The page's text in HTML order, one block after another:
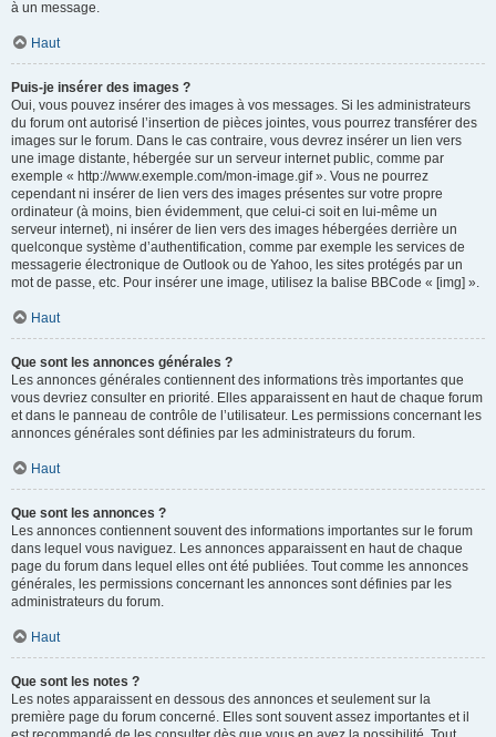
à un message.
Haut
Puis-je insérer des images ?
Oui, vous pouvez insérer des images à vos messages. Si les administrateurs
du forum ont autorisé l’insertion de pièces jointes, vous pourrez transférer des
images sur le forum. Dans le cas contraire, vous devrez insérer un lien vers
une image distante, hébergée sur un serveur internet public, comme par
exemple « http://www.exemple.com/mon-image.gif ». Vous ne pourrez
cependant ni insérer de lien vers des images présentes sur votre propre
ordinateur (à moins, bien évidemment, que celui-ci soit en lui-même un
serveur internet), ni insérer de lien vers des images hébergées derrière un
quelconque système d’authentification, comme par exemple les services de
messagerie électronique de Outlook ou de Yahoo, les sites protégés par un
mot de passe, etc. Pour insérer une image, utilisez la balise BBCode « [img] ».
Haut
Que sont les annonces générales ?
Les annonces générales contiennent des informations très importantes que
vous devriez consulter en priorité. Elles apparaissent en haut de chaque forum
et dans le panneau de contrôle de l’utilisateur. Les permissions concernant les
annonces générales sont définies par les administrateurs du forum.
Haut
Que sont les annonces ?
Les annonces contiennent souvent des informations importantes sur le forum
dans lequel vous naviguez. Les annonces apparaissent en haut de chaque
page du forum dans lequel elles ont été publiées. Tout comme les annonces
générales, les permissions concernant les annonces sont définies par les
administrateurs du forum.
Haut
Que sont les notes ?
Les notes apparaissent en dessous des annonces et seulement sur la
première page du forum concerné. Elles sont souvent assez importantes et il